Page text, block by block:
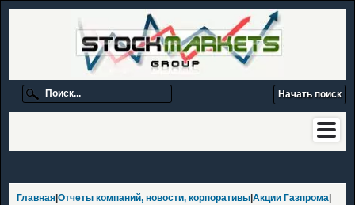
Главная Отчеты компаний, новости, корпоративы Акции Газпрома